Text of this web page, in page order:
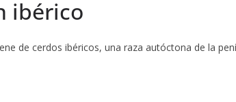
ibérico
de cerdos ibéricos, una raza autóctona de la